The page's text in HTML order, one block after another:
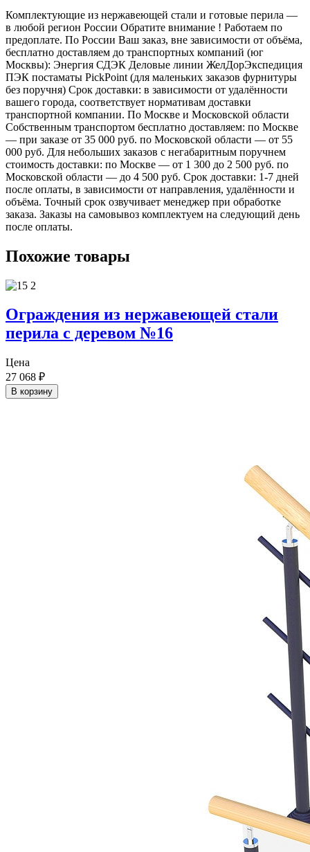
Комплектующие из нержавеющей стали и готовые перила —
в любой регион России Обратите внимание ! Работаем по
предоплате. По России Ваш заказ, вне зависимости от объёма,
бесплатно доставляем до транспортных компаний (юг
Москвы): Энергия СДЭК Деловые линии ЖелДорЭкспедиция
ПЭК постаматы PickPoint (для маленьких заказов фурнитуры
без поручня) Срок доставки: в зависимости от удалённости
вашего города, соответствует нормативам доставки
транспортной компании. По Москве и Московской области
Собственным транспортом бесплатно доставляем: по Москве
— при заказе от 35 000 руб. по Московской области — от 55
000 руб. Для небольших заказов с негабаритным поручнем
стоимость доставки: по Москве — от 1 300 до 2 500 руб. по
Московской области — до 4 500 руб. Срок доставки: 1-7 дней
после оплаты, в зависимости от направления, удалённости и
объёма. Точный срок озвучивает менеджер при обработке
заказа. Заказы на самовывоз комплектуем на следующий день
после оплаты.
Похожие товары
Ограждения из нержавеющей стали
перила с деревом №16
Цена
27 068 ₽
В корзину